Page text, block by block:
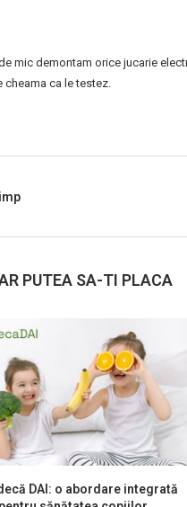
mic demontam orice jucarie
ca le testez.
PUTEA SA-TI PLACA
DAI: o abordare integrată